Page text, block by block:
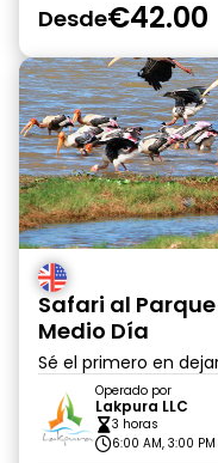
Desde€42.00
Safari al
Medio Día
Sé el primero en
Operado por
Lakpura LLC
3 horas
6:00 AM, 3:00 PM